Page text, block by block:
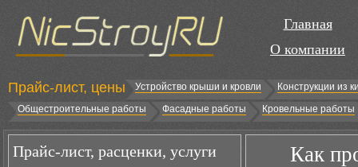
Главная
О компании
Прайс-лист, цены Устройство крыши и кровли
Конструкции из
Общестроительные работы
Фасадные работы Кровельные работы
Прайс-лист, расценки, услуги Как